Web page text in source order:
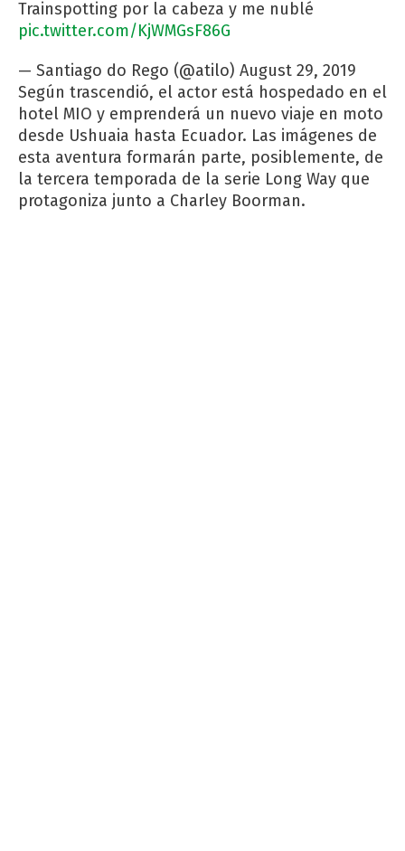
Trainspotting por la cabeza y me nublé
pic.twitter.com/KjWMGsF86G
— Santiago do Rego (@atilo) August 29, 2019
Según trascendió, el actor está hospedado en el
hotel MIO y emprenderá un nuevo viaje en moto
desde Ushuaia hasta Ecuador. Las imágenes de
esta aventura formarán parte, posiblemente, de
la tercera temporada de la serie Long Way que
protagoniza junto a Charley Boorman.